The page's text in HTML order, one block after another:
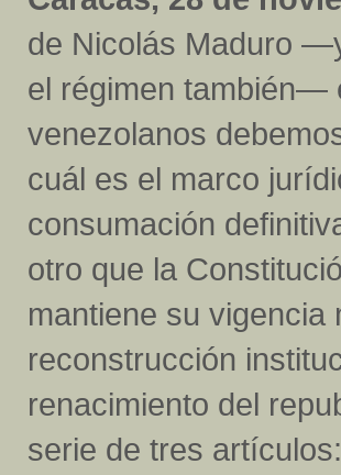
de Nicolás Maduro
el régimen también—
venezolanos
cuál es el marco
consumación
otro que la
mantiene su vigencia
reconstrucción
renacimiento del
serie de tres artículos: